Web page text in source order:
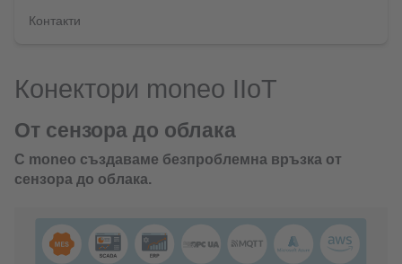
Контакти
Конектори moneo IIoT
От сензора до облака
С moneo създаваме безпроблемна връзка от
сензора до облака.